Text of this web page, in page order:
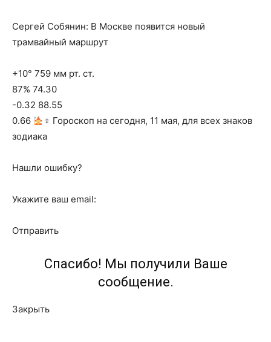
Сергей Собянин: В Москве появится новый
трамвайный маршрут
+10° 759 мм рт. ст.
87% 74.30
-0.32 88.55
0.66
‍♀ Гороскоп на сегодня, 11 мая, для всех знаков
зодиака
Нашли ошибку?
Укажите ваш email:
Отправить
Спасибо! Мы получили Ваше
сообщение.
Закрыть